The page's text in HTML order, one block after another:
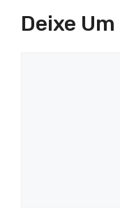
Deixe